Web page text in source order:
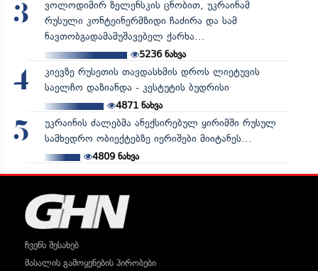
3
ვოლოდიმირ ზელენსკის ცნობით, უკრაინამ
რუსული კონტეინერმზიდი ჩაძირა და სამ
ნავთობგადამამუშავებელ ქარხა...
5236ნახვა
4
კიევზე რუსეთის თავდასხმის დროს ლიეტუვის
საელჩო დაზიანდა - კესტუტის ბუდრისი
4871ნახვა
5
უკრაინის ძალებმა ანექსირებულ ყირიმში რუსულ
სამხედრო ობიექტებზე იერიშები მიიტანეს...
4809ნახვა
ჩვენს შესახებ
მასალის გამოყენების პირობები